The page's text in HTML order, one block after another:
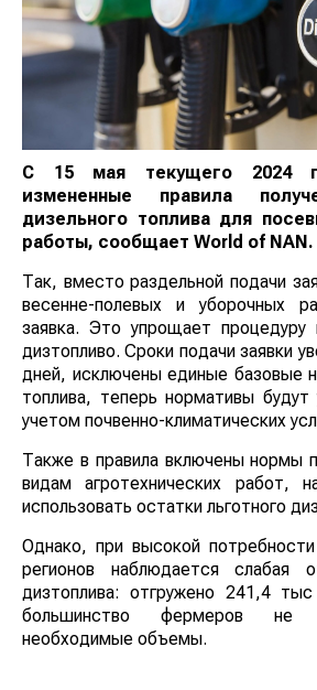
С 15 мая текущего 2024
измененные правила
дизельного топлива для
работы, сообщает World of NAN .
Так, вместо раздельной подачи
весенне-полевых и уборочных
заявка. Это упрощает процедуру
дизтопливо. Сроки подачи заявки
дней, исключены единые базовые
топлива, теперь нормативы будут
учетом почвенно-климатических
Также в правила включены нормы
видам агротехнических работ,
использовать остатки льготного
Однако, при высокой
регионов наблюдается слабая
дизтоплива: отгружено 241,4
большинство фермеров не
необходимые объемы.